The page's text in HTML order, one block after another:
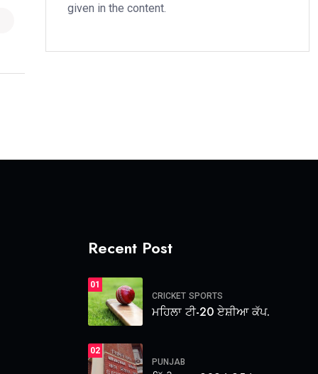
given in the content.
Recent Post
01
CRICKET SPORTS
ਮਹਿਲਾ ਟੀ-20 ਏਸ਼ੀਆ ਕੱਪ.
02
PUNJAB